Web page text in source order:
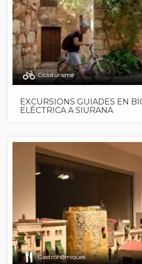
Cicloturisme
EXCURSIONS GUIADES EN
ELÈCTRICA A SIURANA
Gastronòmiques